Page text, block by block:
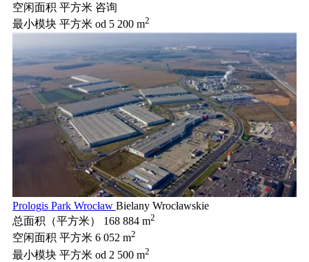
空闲面积 平方米 咨询
最小模块 平方米 od 5 200 m2
Prologis Park Wrocław Bielany Wrocławskie
总面积（平方米）
168 884 m2
空闲面积 平方米 6 052 m2
最小模块 平方米 od 2 500 m2